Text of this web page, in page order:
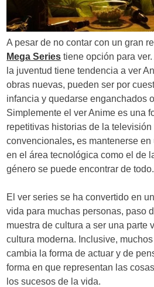
e
n
t
r
a
d
a
s
A pesar de no contar con un gran
Mega Series tiene opción para
la juventud tiene tendencia a ver
obras nuevas, pueden ser por
infancia y quedarse enganchados
Simplemente el ver Anime es una
repetitivas historias de la televisión
convencionales, es mantenerse
en el área tecnológica como el de
género se puede encontrar de todo.
El ver series se ha convertido en
vida para muchas personas, paso
muestra de cultura a ser una parte
cultura moderna. Inclusive,
cambia la forma de actuar y de
forma en que representan las
los sucesos de la vida.